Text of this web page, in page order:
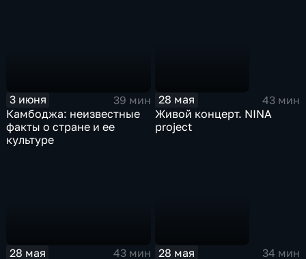
3 июня
39 мин
Камбоджа: неизвестные
факты о стране и ее
культуре
28 мая
43 мин
Живой концерт. NINA
project
28 мая 43 мин 28 мая 34 мин